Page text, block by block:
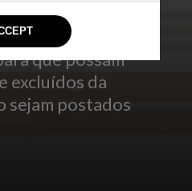
inapropriado e
levar a riscos
que possam
excluídos da
postados